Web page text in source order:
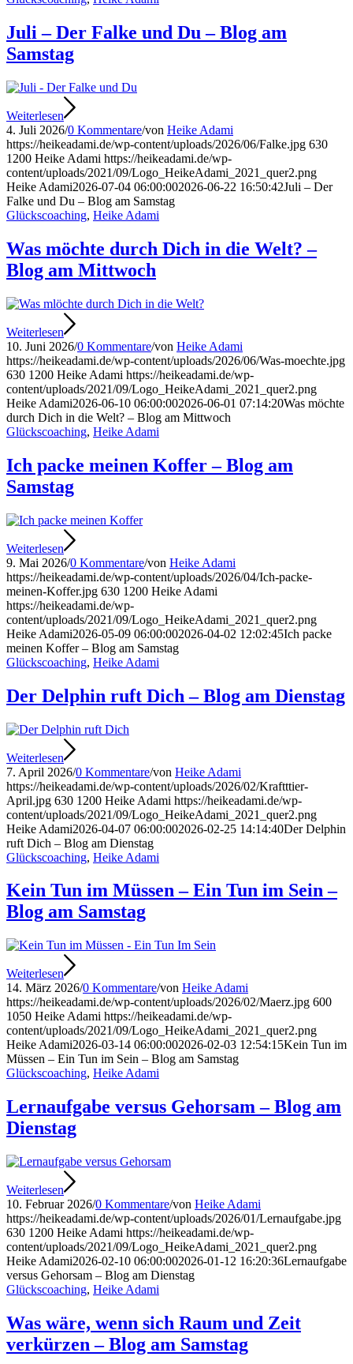
Juli – Der Falke und Du – Blog am
Samstag
Weiterlesen
4. Juli 2026/0 Kommentare/von Heike Adami
https://heikeadami.de/wp-content/uploads/2026/06/Falke.jpg 630
1200 Heike Adami https://heikeadami.de/wp-
content/uploads/2021/09/Logo_HeikeAdami_2021_quer2.png
Heike Adami2026-07-04 06:00:002026-06-22 16:50:42Juli – Der
Falke und Du – Blog am Samstag
Glückscoaching, Heike Adami
Was möchte durch Dich in die Welt? –
Blog am Mittwoch
Weiterlesen
10. Juni 2026/0 Kommentare/von Heike Adami
https://heikeadami.de/wp-content/uploads/2026/06/Was-moechte.jpg
630 1200 Heike Adami https://heikeadami.de/wp-
content/uploads/2021/09/Logo_HeikeAdami_2021_quer2.png
Heike Adami2026-06-10 06:00:002026-06-01 07:14:20Was möchte
durch Dich in die Welt? – Blog am Mittwoch
Glückscoaching, Heike Adami
Ich packe meinen Koffer – Blog am
Samstag
Weiterlesen
9. Mai 2026/0 Kommentare/von Heike Adami
https://heikeadami.de/wp-content/uploads/2026/04/Ich-packe-
meinen-Koffer.jpg 630 1200 Heike Adami
https://heikeadami.de/wp-
content/uploads/2021/09/Logo_HeikeAdami_2021_quer2.png
Heike Adami2026-05-09 06:00:002026-04-02 12:02:45Ich packe
meinen Koffer – Blog am Samstag
Glückscoaching, Heike Adami
Der Delphin ruft Dich – Blog am Dienstag
Weiterlesen
7. April 2026/0 Kommentare/von Heike Adami
https://heikeadami.de/wp-content/uploads/2026/02/Kraftttier-
April.jpg 630 1200 Heike Adami https://heikeadami.de/wp-
content/uploads/2021/09/Logo_HeikeAdami_2021_quer2.png
Heike Adami2026-04-07 06:00:002026-02-25 14:14:40Der Delphin
ruft Dich – Blog am Dienstag
Glückscoaching, Heike Adami
Kein Tun im Müssen – Ein Tun im Sein –
Blog am Samstag
Weiterlesen
14. März 2026/0 Kommentare/von Heike Adami
https://heikeadami.de/wp-content/uploads/2026/02/Maerz.jpg 600
1050 Heike Adami https://heikeadami.de/wp-
content/uploads/2021/09/Logo_HeikeAdami_2021_quer2.png
Heike Adami2026-03-14 06:00:002026-02-03 12:54:15Kein Tun im
Müssen – Ein Tun im Sein – Blog am Samstag
Glückscoaching, Heike Adami
Lernaufgabe versus Gehorsam – Blog am
Dienstag
Weiterlesen
10. Februar 2026/0 Kommentare/von Heike Adami
https://heikeadami.de/wp-content/uploads/2026/01/Lernaufgabe.jpg
630 1200 Heike Adami https://heikeadami.de/wp-
content/uploads/2021/09/Logo_HeikeAdami_2021_quer2.png
Heike Adami2026-02-10 06:00:002026-01-12 16:20:36Lernaufgabe
versus Gehorsam – Blog am Dienstag
Glückscoaching, Heike Adami
Was wäre, wenn sich Raum und Zeit
verkürzen – Blog am Samstag